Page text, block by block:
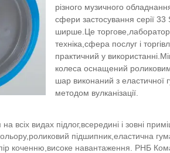
різного музичного
сфери застосування серії
ширше.Це
техніка,сфера послуг і
практичний у
колеса оснащений
шар виконаний з еластичної
методом вулканізації.
всіх видах підлог,всередині і зовні
підшипник,еластична
коченню,високе навантаження. РНБ